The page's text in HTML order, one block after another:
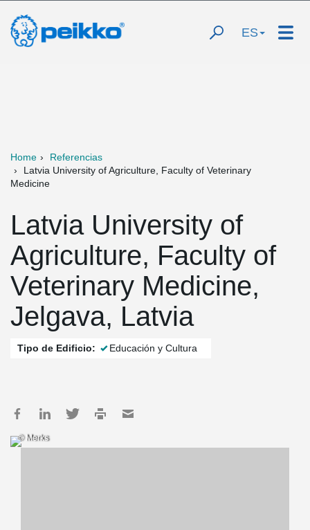
ES
Home
Referencias
Latvia University of Agriculture, Faculty of Veterinary
Medicine
Latvia University of
Agriculture, Faculty of
Veterinary Medicine,
Jelgava, Latvia
Tipo de Edificio: Educación y Cultura
© Merks